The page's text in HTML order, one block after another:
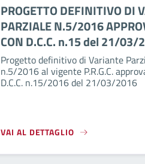
PROGETTO DEFINITIVO DI
PARZIALE N.5/2016
CON D.C.C. n.15 del 21/03/
Progetto definitivo di Variante
n.5/2016 al vigente P.R.G.C.
D.C.C. n.15/2016 del 21/03/2016
VAI AL DETTAGLIO